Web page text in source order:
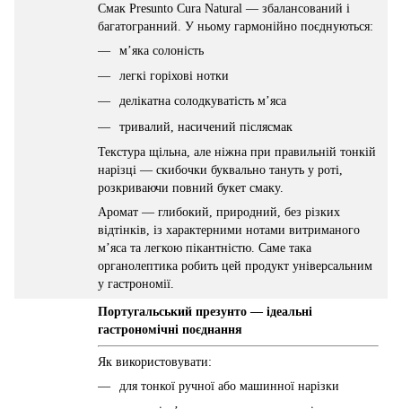
Смак Presunto Cura Natural — збалансований і
багатогранний. У ньому гармонійно поєднуються:
м’яка солоність
легкі горіхові нотки
делікатна солодкуватість м’яса
тривалий, насичений післясмак
Текстура щільна, але ніжна при правильній тонкій
нарізці — скибочки буквально тануть у роті,
розкриваючи повний букет смаку.
Аромат — глибокий, природний, без різких
відтінків, із характерними нотами витриманого
м’яса та легкою пікантністю. Саме така
органолептика робить цей продукт універсальним
у гастрономії.
Португальський презунто — ідеальні
гастрономічні поєднання
Як використовувати:
для тонкої ручної або машинної нарізки